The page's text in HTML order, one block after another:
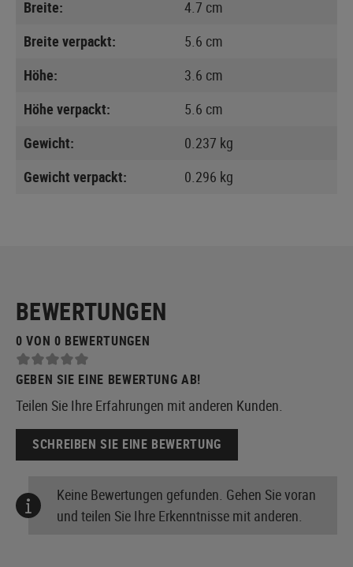
Breite:
4.7 cm
Breite verpackt:
5.6 cm
Höhe:
3.6 cm
Höhe verpackt:
5.6 cm
Gewicht:
0.237 kg
Gewicht verpackt:
0.296 kg
BEWERTUNGEN
0 VON 0 BEWERTUNGEN
GEBEN SIE EINE BEWERTUNG AB!
Teilen Sie Ihre Erfahrungen mit anderen Kunden.
SCHREIBEN SIE EINE BEWERTUNG
Keine Bewertungen gefunden. Gehen Sie voran
und teilen Sie Ihre Erkenntnisse mit anderen.